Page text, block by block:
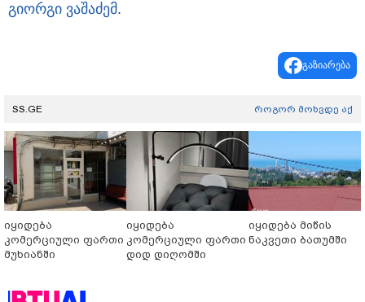
გიორგი ვაშაძემ.
გაზიარება
SS.GE როგორ მოხვდე აქ
იყიდება
კომერციული ფართი
მუხიანში
იყიდება
კომერციული ფართი
დიდ დიღომში
იყიდება მიწის
ნაკვეთი ბათუმში